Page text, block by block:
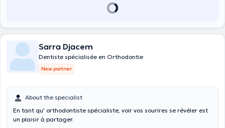
Sarra Djacem
Dentiste spécialisée en Orthodontie
New partner
About the specialist
En tant qu' orthodontiste spécialiste, voir vos sourires se révéler est
un plaisir à partager.